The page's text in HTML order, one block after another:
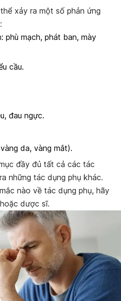
xảy ra một số phản ứng
phù mạch, phát ban, mày
cầu.
đau ngực.
da, vàng mắt).
đầy đủ tất cả các tác
những tác dụng phụ khác.
nào về tác dụng phụ, hãy
dược sĩ.